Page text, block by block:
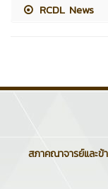
RCDL News
สภาคณาจารย์และข้